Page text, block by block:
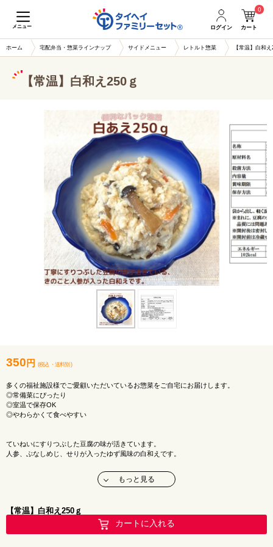
メニュー ログイン カート
0
ホーム 宅配弁当・惣菜ラインナップ サイドメニュー レトルト惣菜 【常温】白和
【常温】白和え250ｇ
350 円 (税込 ・ 送料別 )
多くの福祉施設様でご愛顧いただいているお惣菜をご自宅にお届けします。
◎常備菜にぴったり
◎室温で保存OK
◎やわらかくて食べやすい
ていねいにすりつぶした豆腐の味が活きています。
人参、ぶなしめじ、せりが入ったゆず風味の白和えです。
お好みで他の具材をプラスしても美味しくお召し上がりいただけます。
メーカー：堂本食品株式会社
アレルギー：特定原材料該当なし
もっと見る
【常温】白和え250ｇ
カートに入れる